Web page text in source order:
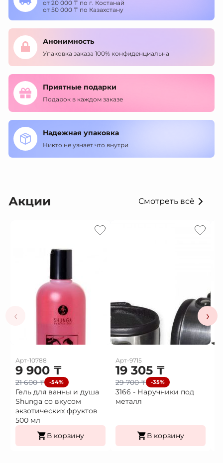
от 20 000 ₸ по г. Костанай
от 50 000 ₸ по Казахстану
Анонимность
Упаковка заказа 100% конфиденциальна
Приятные подарки
Подарок в каждом заказе
Надежная упаковка
Никто не узнает что внутри
Акции Смотреть всё
‹
Арт-10788
9 900 ₸
21 600₸ -54%
Гель для ванны и душа
Shunga со вкусом
экзотических фруктов
500 мл
В корзину
Арт-9715
19 305 ₸
29 700₸ -35%
3166 - Наручники под
металл
В корзину
›